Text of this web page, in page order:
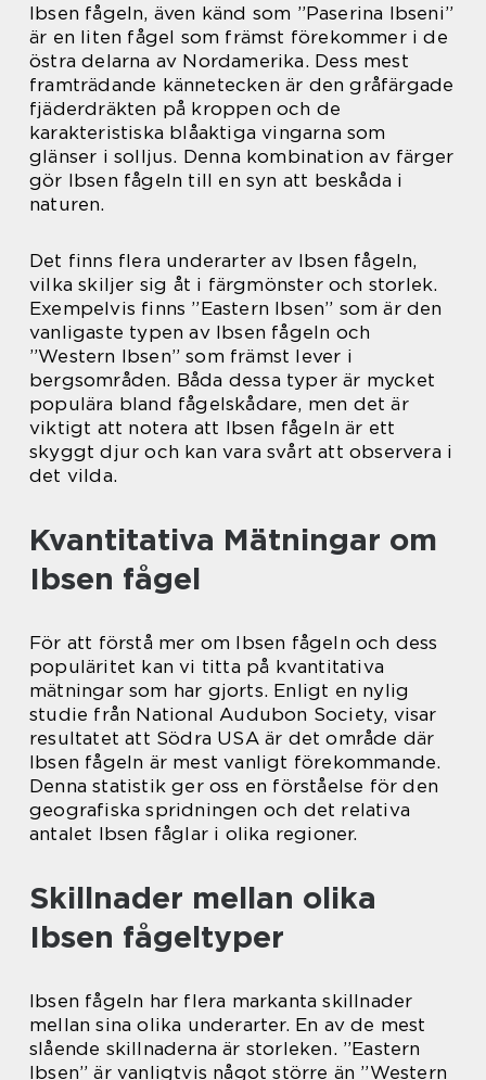
Ibsen fågeln, även känd som ”Paserina Ibseni”
är en liten fågel som främst förekommer i de
östra delarna av Nordamerika. Dess mest
framträdande kännetecken är den gråfärgade
fjäderdräkten på kroppen och de
karakteristiska blåaktiga vingarna som
glänser i solljus. Denna kombination av färger
gör Ibsen fågeln till en syn att beskåda i
naturen.
Det finns flera underarter av Ibsen fågeln,
vilka skiljer sig åt i färgmönster och storlek.
Exempelvis finns ”Eastern Ibsen” som är den
vanligaste typen av Ibsen fågeln och
”Western Ibsen” som främst lever i
bergsområden. Båda dessa typer är mycket
populära bland fågelskådare, men det är
viktigt att notera att Ibsen fågeln är ett
skyggt djur och kan vara svårt att observera i
det vilda.
Kvantitativa Mätningar om
Ibsen fågel
För att förstå mer om Ibsen fågeln och dess
populäritet kan vi titta på kvantitativa
mätningar som har gjorts. Enligt en nylig
studie från National Audubon Society, visar
resultatet att Södra USA är det område där
Ibsen fågeln är mest vanligt förekommande.
Denna statistik ger oss en förståelse för den
geografiska spridningen och det relativa
antalet Ibsen fåglar i olika regioner.
Skillnader mellan olika
Ibsen fågeltyper
Ibsen fågeln har flera markanta skillnader
mellan sina olika underarter. En av de mest
slående skillnaderna är storleken. ”Eastern
Ibsen” är vanligtvis något större än ”Western